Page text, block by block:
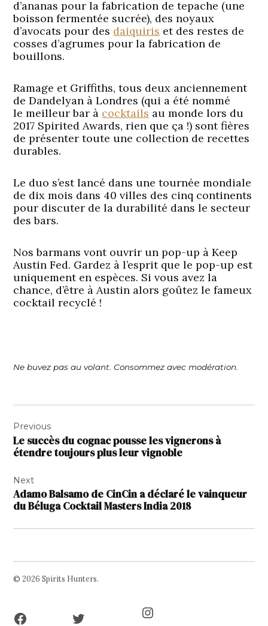
d’ananas pour la fabrication de tepache (une
boisson fermentée sucrée), des noyaux
d’avocats pour des daiquiris et des restes de
cosses d’agrumes pour la fabrication de
bouillons.
Ramage et Griffiths, tous deux anciennement
deDandelyan à Londres (qui a été nommé
lemeilleur bar à cocktails aumonde lors du
2017 Spirited Awards, rien que ça !) sont fières
de présenter toute une collection de recettes
durables.
Le duo s’est lancé dans une tournée mondiale
de dix mois dans 40 villes des cinq continents
pour discuter de la durabilité dans le secteur
des bars.
Nos barmans vont ouvrir un pop-up à Keep
Austin Fed. Gardez à l’esprit que le pop-up est
uniquement en espèces. Si vous avez la
chance, d’être à Austin alors goûtez le fameux
cocktail recyclé !
Ne buvez pas au volant. Consommez avec modération.
de
l’article
Previous
Le succès du cognac pousse les vignerons à
étendre toujours plus leur vignoble
Next
Adamo Balsamo de CinCin a déclaré le vainqueur
du Béluga Cocktail Masters India 2018
© 2026 Spirits Hunters.